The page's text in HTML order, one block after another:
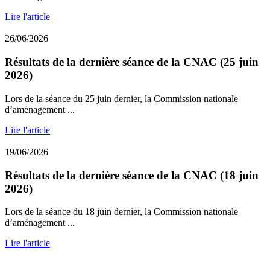
Lire l'article
26/06/2026
Résultats de la dernière séance de la CNAC (25 juin
2026)
Lors de la séance du 25 juin dernier, la Commission nationale
d’aménagement ...
Lire l'article
19/06/2026
Résultats de la dernière séance de la CNAC (18 juin
2026)
Lors de la séance du 18 juin dernier, la Commission nationale
d’aménagement ...
Lire l'article